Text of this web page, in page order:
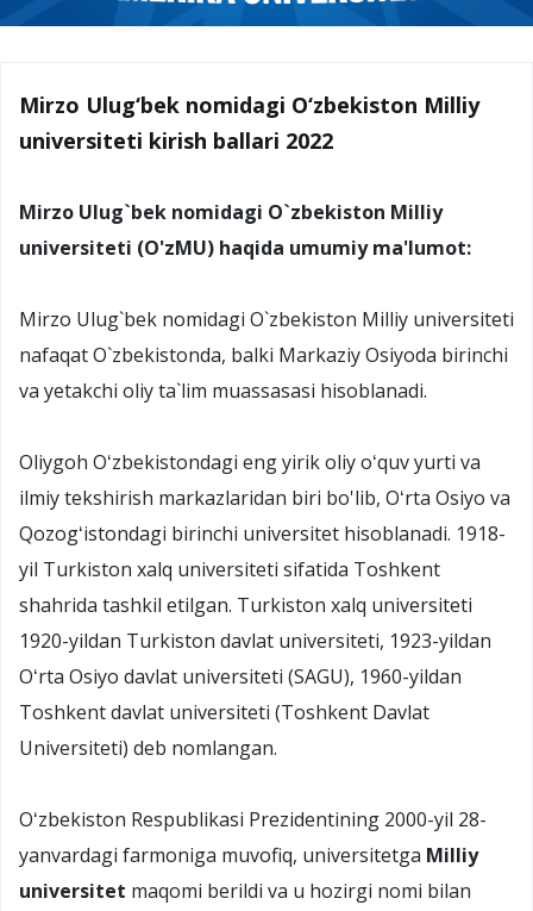
Mirzo Ulug‘bek nomidagi O‘zbekiston Milliy
universiteti kirish ballari 2022
Mirzo Ulug`bek nomidagi O`zbekiston Milliy
universiteti (O'zMU) haqida umumiy ma'lumot:
Mirzo Ulug`bek nomidagi O`zbekiston Milliy universiteti
nafaqat O`zbekistonda, balki Markaziy Osiyoda birinchi
va yetakchi oliy ta`lim muassasasi hisoblanadi.
Oliygoh Oʻzbekistondagi eng yirik oliy oʻquv yurti va
ilmiy tekshirish markazlaridan biri bo'lib, Oʻrta Osiyo va
Qozogʻistondagi birinchi universitet hisoblanadi. 1918-
yil Turkiston xalq universiteti sifatida Toshkent
shahrida tashkil etilgan. Turkiston xalq universiteti
1920-yildan Turkiston davlat universiteti, 1923-yildan
Oʻrta Osiyo davlat universiteti (SAGU), 1960-yildan
Toshkent davlat universiteti (Toshkent Davlat
Universiteti) deb nomlangan.
Oʻzbekiston Respublikasi Prezidentining 2000-yil 28-
yanvardagi farmoniga muvofiq, universitetga Milliy
universitet maqomi berildi va u hozirgi nomi bilan